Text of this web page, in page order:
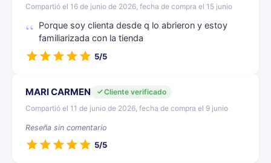
Compartió el 16 de junio de 2026, fecha de compra el 15 junio
Porque soy clienta desde q lo abrieron y estoy
familiarizada con la tienda
5/5
MARI CARMEN
Cliente verificado
Compartió el 11 de junio de 2026, fecha de compra el 9 junio
Reseña sin comentario
5/5